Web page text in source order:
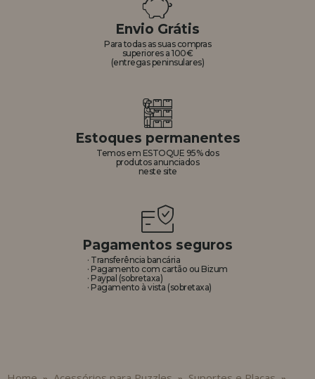
Envio Grátis
Para todas as suas compras
superiores a 100€
(entregas peninsulares)
Estoques permanentes
Temos em ESTOQUE 95% dos
produtos anunciados
neste site
Pagamentos seguros
· Transferência bancária
· Pagamento com cartão ou Bizum
· Paypal (sobretaxa)
· Pagamento à vista (sobretaxa)